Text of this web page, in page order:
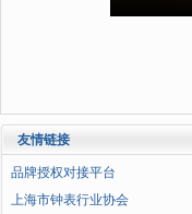
友情链接
品牌授权对接平台
上海市钟表行业协会